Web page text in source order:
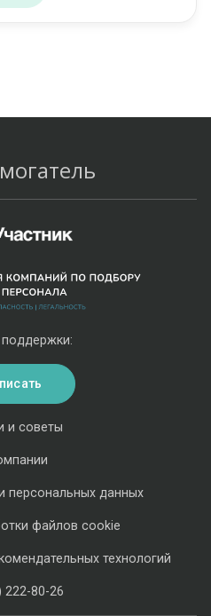
и советы
персональных данных
файлов cookie
технологий
222-80-26